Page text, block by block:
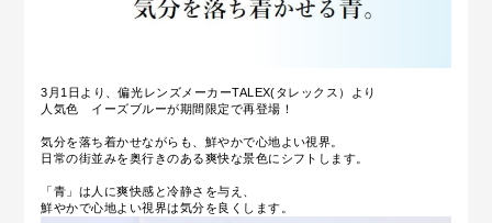
3月1日より、偏光レンズメーカーTALEX(タレックス）より
人気色 イーズブルーが期間限定で再登場！
気分を落ち着かせながらも、鮮やかで心地よい視界。
日常の街並みを奥行きのある爽快な景色にシフトします。
「青」は人に爽快感と冷静さを与え、
鮮やかで心地よい視界は気分を良くします。